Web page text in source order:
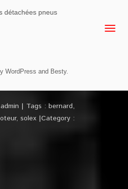
détachées pneus
WordPress and Besty.
admin Tags : bernard,
, solex Category :